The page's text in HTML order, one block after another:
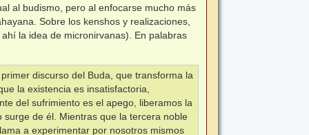
al budismo, pero al enfocarse mucho más
Sobre los kenshos y realizaciones,
la idea de micronirvanas). En palabras
discurso del Buda, que transforma la
la existencia es insatisfactoria,
del sufrimiento es el apego, liberamos la
de él. Mientras que la tercera noble
a experimentar por nosotros mismos